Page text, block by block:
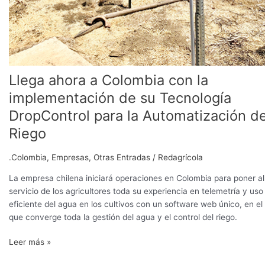
Llega ahora a Colombia con la
implementación de su Tecnología
DropControl para la Automatización
Riego
.Colombia, Empresas, Otras Entradas / Redagrícola
La empresa chilena iniciará operaciones en Colombia para poner al
servicio de los agricultores toda su experiencia en telemetría y uso
eficiente del agua en los cultivos con un software web único, en el
que converge toda la gestión del agua y el control del riego.
Leer más »